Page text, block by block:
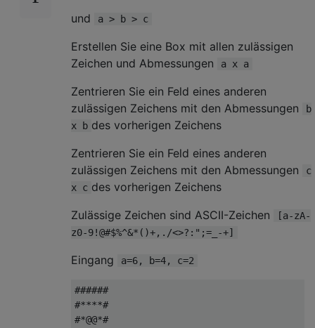
und
a > b > c
Erstellen Sie eine Box mit allen zulässigen
Zeichen und Abmessungen
a x a
Zentrieren Sie ein Feld eines anderen
zulässigen Zeichens mit den Abmessungen
b
x b des vorherigen Zeichens
Zentrieren Sie ein Feld eines anderen
zulässigen Zeichens mit den Abmessungen
c
x c des vorherigen Zeichens
Zulässige Zeichen sind ASCII-Zeichen
[a-zA-
z0-9!@#$%^&*()+,./<>?:";=_-+]
Eingang a=6, b=4, c=2
######
#****#
#*@@*#